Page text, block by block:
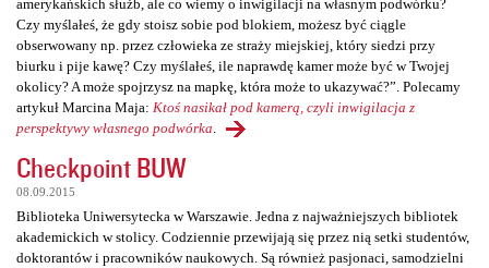
amerykańskich służb, ale co wiemy o inwigilacji na własnym podwórku?
Czy myślałeś, że gdy stoisz sobie pod blokiem, możesz być ciągle
obserwowany np. przez człowieka ze straży miejskiej, który siedzi przy
biurku i pije kawę? Czy myślałeś, ile naprawdę kamer może być w Twojej
okolicy? A może spojrzysz na mapkę, która może to ukazywać?”. Polecamy
artykuł Marcina Maja: Ktoś nasikał pod kamerą, czyli inwigilacja z
perspektywy własnego podwórka
Checkpoint BUW
08.09.2015
Biblioteka Uniwersytecka w Warszawie. Jedna z najważniejszych bibliotek
akademickich w stolicy. Codziennie przewijają się przez nią setki studentów,
doktorantów i pracowników naukowych. Są również pasjonaci, samodzielni